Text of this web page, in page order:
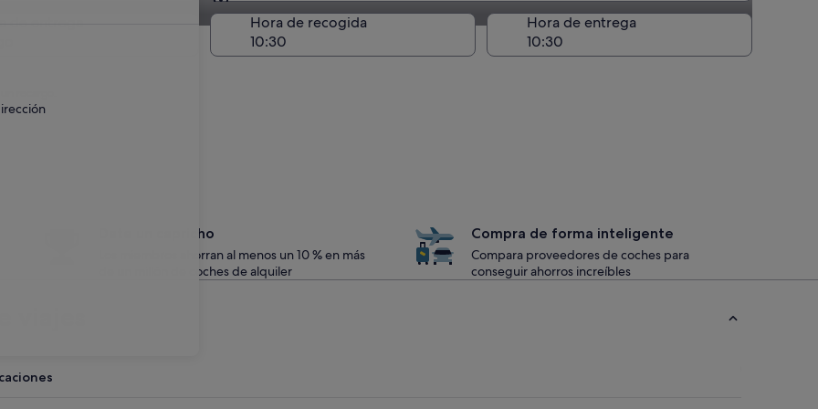
Entrega en el lugar de recogida
Hora de recogida Hora de entrega
recargo.
Date un capricho
Los miembros ahorran al menos un 10 % en más
de un millón de coches de alquiler
Compra de forma inteligente
Compara proveedores de coches para
conseguir ahorros increíbles